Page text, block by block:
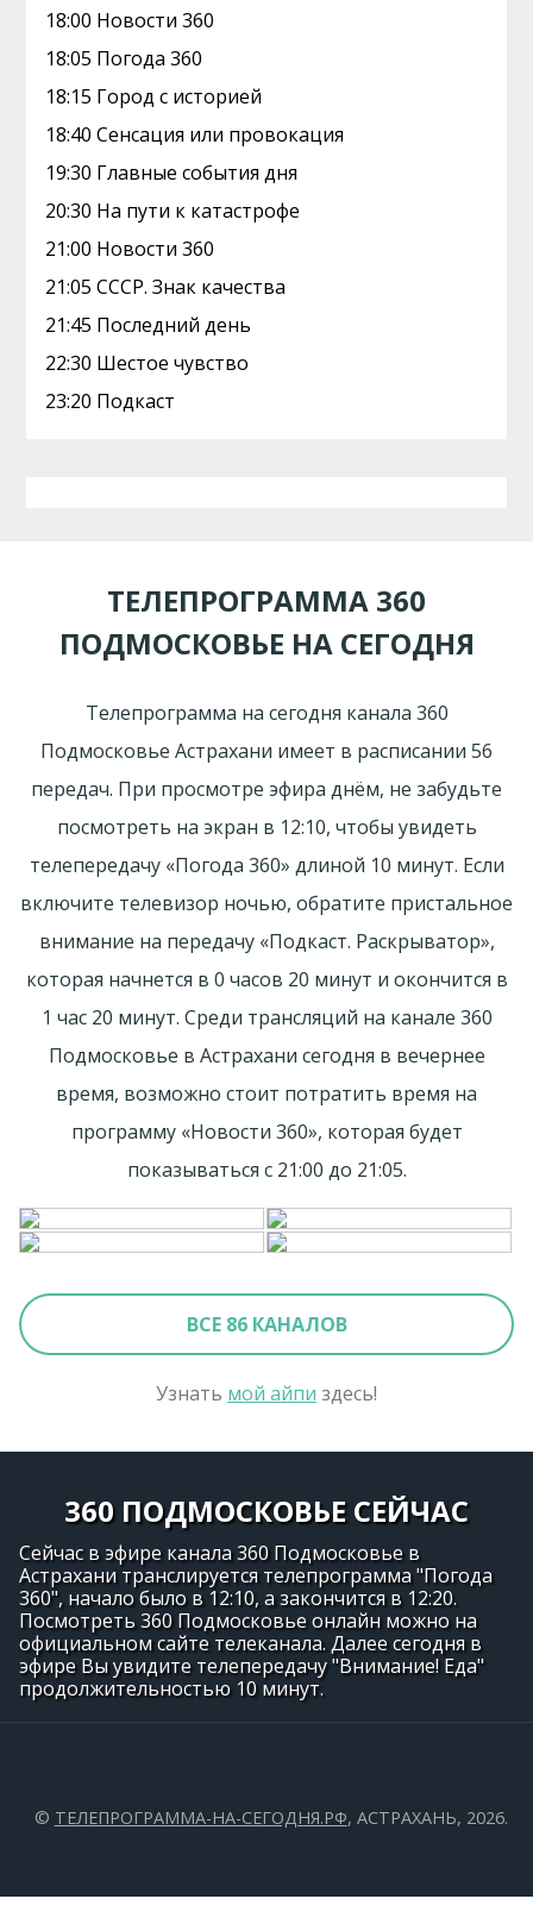
18:00 Новости 360
18:05 Погода 360
18:15 Город с историей
18:40 Сенсация или провокация
19:30 Главные события дня
20:30 На пути к катастрофе
21:00 Новости 360
21:05 СССР. Знак качества
21:45 Последний день
22:30 Шестое чувство
23:20 Подкаст
ТЕЛЕПРОГРАММА 360
ПОДМОСКОВЬЕ НА СЕГОДНЯ
Телепрограмма на сегодня канала 360
Подмосковье Астрахани имеет в расписании 56
передач. При просмотре эфира днём, не забудьте
посмотреть на экран в 12:10, чтобы увидеть
телепередачу «Погода 360» длиной 10 минут. Если
включите телевизор ночью, обратите пристальное
внимание на передачу «Подкаст. Раскрыватор»,
которая начнется в 0 часов 20 минут и окончится в
1 час 20 минут. Среди трансляций на канале 360
Подмосковье в Астрахани сегодня в вечернее
время, возможно стоит потратить время на
программу «Новости 360», которая будет
показываться с 21:00 до 21:05.
ВСЕ 86 КАНАЛОВ
Узнать мой айпи здесь!
360 ПОДМОСКОВЬЕ СЕЙЧАС
Сейчас в эфире канала 360 Подмосковье в
Астрахани транслируется телепрограмма "Погода
360", начало было в 12:10, а закончится в 12:20.
Посмотреть 360 Подмосковье онлайн можно на
официальном сайте телеканала. Далее сегодня в
эфире Вы увидите телепередачу "Внимание! Еда"
продолжительностью 10 минут.
© ТЕЛЕПРОГРАММА-НА-СЕГОДНЯ.РФ, АСТРАХАНЬ, 2026.